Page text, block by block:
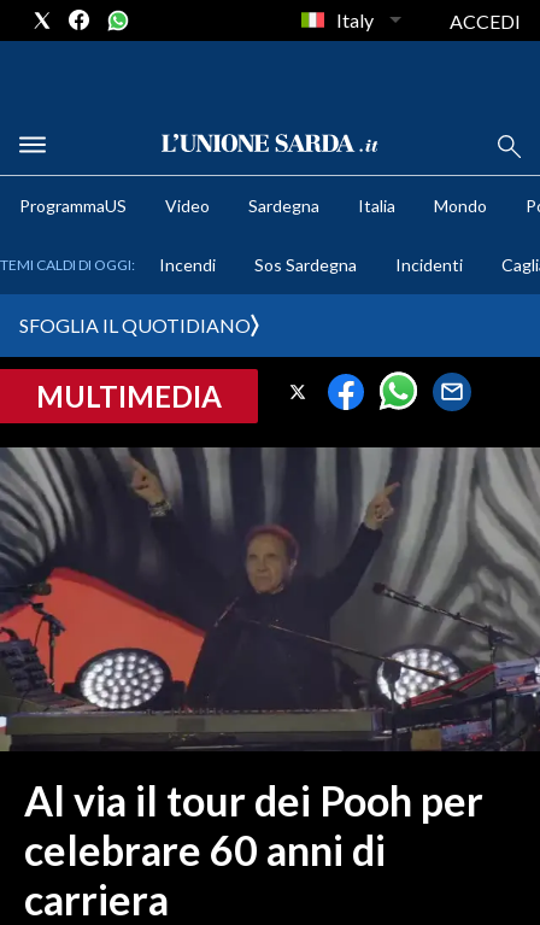
METEO
CRONACA SARDEGNA
PROVINCIA DI CAGLIARI
SULCIS IGLESIENTE
MEDIO CAMPIDANO
ORISTANO E PROVINCIA
SASSARI E PROVINCIA
GALLURA
NUORO E PROVINCIA
OGLIASTRA
ITALIA
MONDO
Italy ACCEDI
ProgrammaUS Video Sardegna Italia Mondo
TEMI CALDI DI OGGI: Incendi Sos Sardegna Incidenti
SFOGLIA IL QUOTIDIANO
MULTIMEDIA
Al via il tour dei Pooh per
celebrare 60 anni di
carriera